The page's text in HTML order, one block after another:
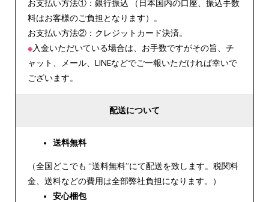
お支払い方法①：銀行振込 （日本国内の口座、振込手数
料はお客様のご負担となります）。
お支払い方法②：クレジットカード決済。
※入金いただいている場合は、お手数ですがその旨、チ
ャット、メール、LINEなどでご一報いただければ幸いで
ございます。
配送について
送料無料
（全国どこでも “送料無料”にて配送を致します。税関料
金、送料などの費用は全部弊社負担になります。）
安心梱包